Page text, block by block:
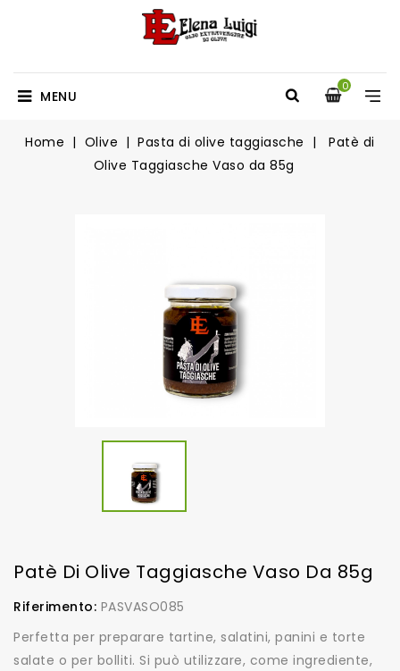
0
MENU
Home Olive Pasta di olive taggiasche
Patè di
Olive Taggiasche Vaso da 85g
Patè Di Olive Taggiasche Vaso Da 85g
Riferimento: PASVASO085
Perfetta per preparare tartine, salatini, panini e torte
salate o per bolliti. Si può utilizzare, come ingrediente,